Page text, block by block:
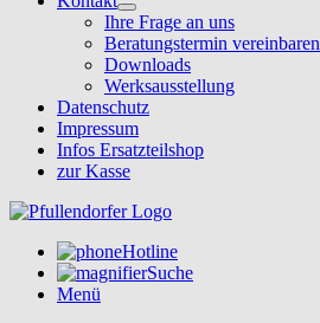
Ihre Frage an uns
Beratungstermin vereinbaren
Downloads
Werksausstellung
Datenschutz
Impressum
Infos Ersatzteilshop
zur Kasse
Hotline
Suche
Menü